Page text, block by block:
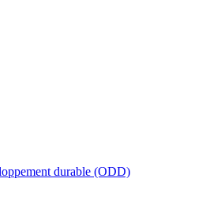
durable (ODD)